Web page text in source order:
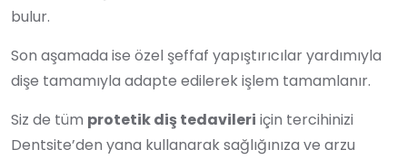
bulur.
Son aşamada ise özel şeffaf yapıştırıcılar yardımıyla
dişe tamamıyla adapte edilerek işlem tamamlanır.
Siz de tüm protetik diş tedavileri için tercihinizi
Dentsite’den yana kullanarak sağlığınıza ve arzu